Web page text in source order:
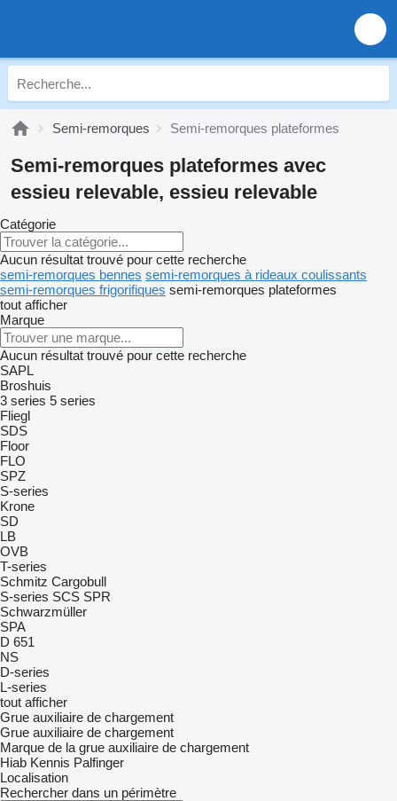
Semi-remorques Semi-remorques plateformes
Semi-remorques plateformes avec
essieu relevable, essieu relevable
Catégorie
Aucun résultat trouvé pour cette recherche
semi-remorques bennes semi-remorques à rideaux coulissants
semi-remorques frigorifiques semi-remorques plateformes
tout afficher
Marque
Aucun résultat trouvé pour cette recherche
SAPL
Broshuis
3 series 5 series
Fliegl
SDS
Floor
FLO
SPZ
S-series
Krone
SD
LB
OVB
T-series
Schmitz Cargobull
S-series SCS SPR
Schwarzmüller
SPA
D 651
NS
D-series
L-series
tout afficher
Grue auxiliaire de chargement
Grue auxiliaire de chargement
Marque de la grue auxiliaire de chargement
Hiab Kennis Palfinger
Localisation
Rechercher dans un périmètre